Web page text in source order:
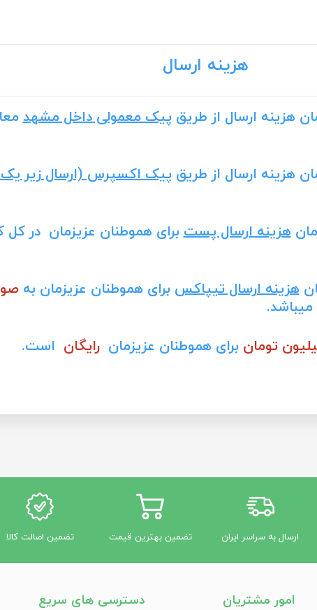
هزینه ارسال
پیک معمولی داخل مشهد
پیک اکسپرس (ارسال زیر
هزینه ارسال پستبرای هموطنان عزیزمان در کل
هزینه ارسال تیپاکس برای هموطنان عزیزمان به
میباشد.
برای هموطنان عزیزمان رایگان است.
ارسال به سراسر ایران تضمین بهترین قیمت تضمین اصالت کالا
امور مشتریان دسترسی های سریع